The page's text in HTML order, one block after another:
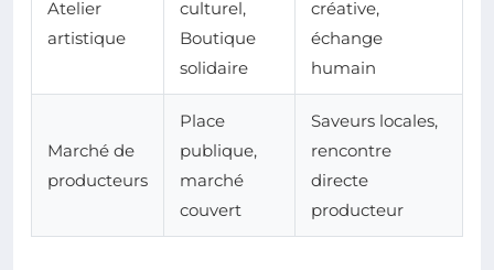
Atelier
artistique
culturel,
Boutique
solidaire
créative,
échange
humain
Marché de
producteurs
Place
publique,
marché
couvert
Saveurs locales,
rencontre
directe
producteur